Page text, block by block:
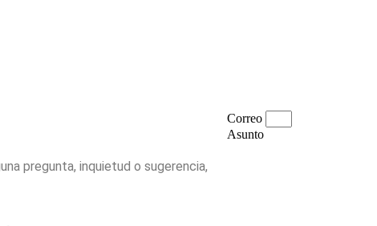
pregunta, inquietud o sugerencia,
Correo
Asunto